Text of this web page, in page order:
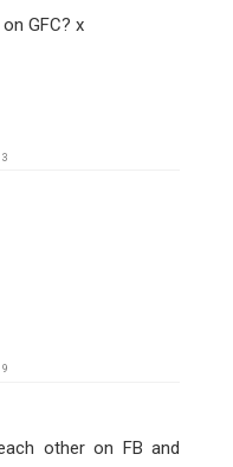
GFC? x
other on FB and